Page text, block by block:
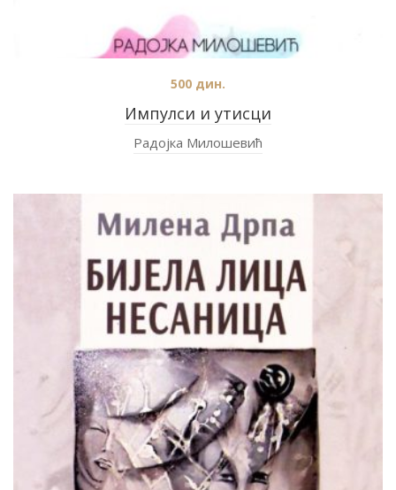
Импулси и утисци
500 дин.
Радојка Милошевић